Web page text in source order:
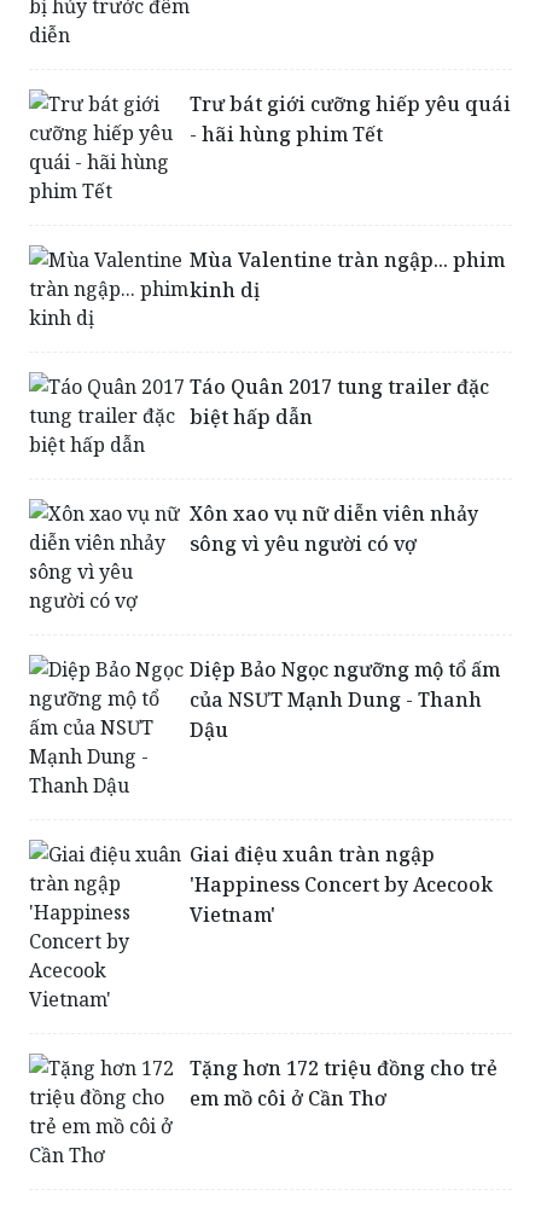
Trư bát giới cưỡng hiếp yêu quái
- hãi hùng phim Tết
Mùa Valentine tràn ngập... phim
kinh dị
Táo Quân 2017 tung trailer đặc
biệt hấp dẫn
Xôn xao vụ nữ diễn viên nhảy
sông vì yêu người có vợ
Diệp Bảo Ngọc ngưỡng mộ tổ ấm
của NSƯT Mạnh Dung - Thanh
Dậu
Giai điệu xuân tràn ngập
'Happiness Concert by Acecook
Vietnam'
Tặng hơn 172 triệu đồng cho trẻ
em mồ côi ở Cần Thơ